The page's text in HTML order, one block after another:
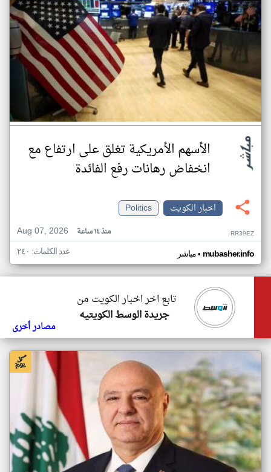
الأسهم الأمريكية تغلق على ارتفاع مع
انخفاض رهانات رفع الفائدة
اخبار الكويت
Politics
Aug 07, 2026
منذ ١٤ ساعة RR39EZ
مباشر• mubasher.info عدد الكلمات: ٢٤٠
تابع اخر اخبار الكويت من
جريدة الوسط الكويتيه
مصادر أخرى